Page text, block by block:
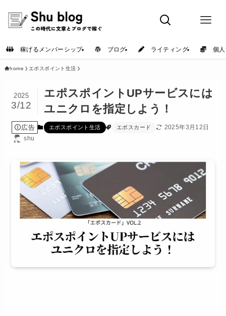
稼げるメンバーシップ ブログ ライティング 個人
home エポスポイント生活
エポスポイントUPサービスには
ユニクロを指定しよう！
2025
3/12
広告 エポスポイント生活 エポスカード
2025年3月12日
shu